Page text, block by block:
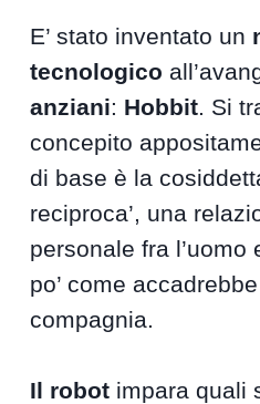
E’ stato inventato un
tecnologico
anziani: Hobbit. Si
concepito
di base è la
reciproca’, una
personale fra l’uomo
po’ come
compagnia.
Il robot impara quali